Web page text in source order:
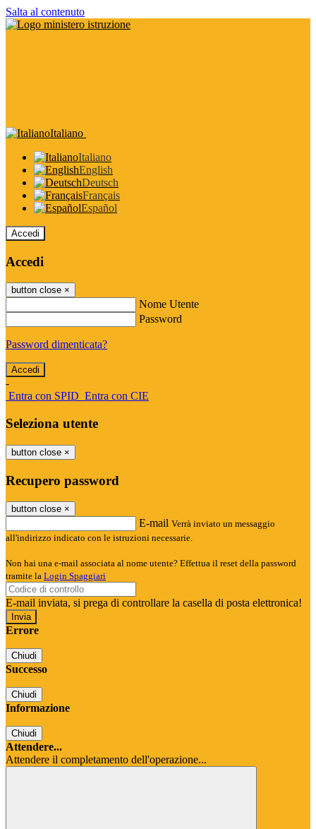
Salta al contenuto
Italiano
Italiano
English
Deutsch
Français
Español
Accedi
Accedi
button close ×
Nome Utente
Password
Password dimenticata?
-
Entra con SPID Entra con CIE
Seleziona utente
button close ×
Recupero password
button close ×
E-mail Verrà inviato un messaggio
all'indirizzo indicato con le istruzioni necessarie.
Non hai una e-mail associata al nome utente? Effettua il reset della password
tramite la Login Spaggiari
E-mail inviata, si prega di controllare la casella di posta elettronica!
Errore
Chiudi
Successo
Chiudi
Informazione
Chiudi
Attendere...
Attendere il completamento dell'operazione...